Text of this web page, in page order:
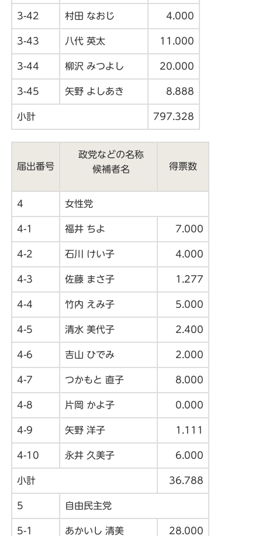
3-42 村田 なおじ 4.000
3-43 八代 英太 11.000
3-44 柳沢 みつよし 20.000
3-45 矢野 よしあき 8.888
小計 797.328
届出番号
政党などの名称
候補者名
得票数
4 女性党
4-1 福井 ちよ 7.000
4-2 石川 けい子 4.000
4-3 佐藤 まさ子 1.277
4-4 竹内 えみ子 5.000
4-5 清水 美代子 2.400
4-6 吉山 ひでみ 2.000
4-7 つかもと 直子 8.000
4-8 片岡 かよ子 0.000
4-9 矢野 洋子 1.111
4-10 永井 久美子 6.000
小計 36.788
5 自由民主党
5-1 あかいし 清美 28.000